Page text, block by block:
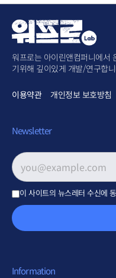
워프로는 아이린앤컴퍼니에서
기위해 깊이있게 개발/연구합
이용약관 개인정보 보호방침
Newsletter
이메일 주소*
이 사이트의 뉴스레터 수신에
Information